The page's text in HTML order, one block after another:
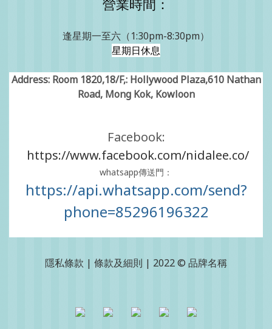
營業時間：
逢星期一至六（1:30pm-8:30pm）
星期日休息
Address: Room 1820,18/F,: Hollywood Plaza,610 Nathan
Road, Mong Kok, Kowloon
Facebook:
https://www.facebook.com/nidalee.co/
whatsapp傳送門：
https://api.whatsapp.com/send?
phone=85296196322
隱私條款 | 條款及細則 | 2022 © 品牌名稱